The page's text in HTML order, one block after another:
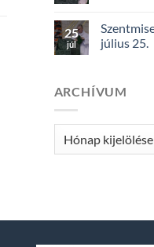
25
júl
július 25.
ARCHÍVUM
Archívum